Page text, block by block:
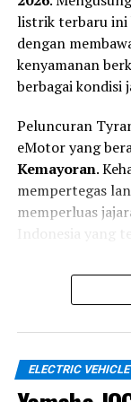
RELATED TOPICS:
MEDIA OTOMOTIF
UP NEXT
Dua Baterai Siap
DON'T MISS
Era Baru
Serius China
listrik terbaru ini
dengan
kenyamanan
berbagai kondisi
Peluncuran
eMotor yang
Kemayoran.
mempertegas
memperluas
Indonesia yang
Lebih
dan
penggunaan
sebagai motor
ELECTRIC VEHICLE